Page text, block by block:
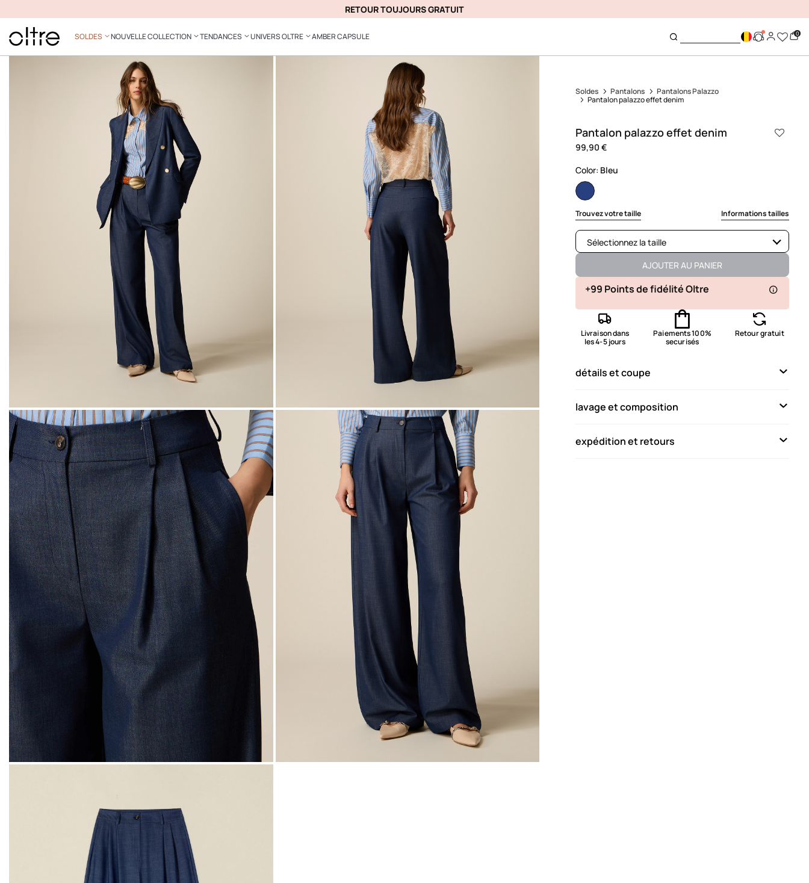
RETOUR TOUJOURS GRATUIT
SOLDES NOUVELLE COLLECTION TENDANCES UNIVERS OLTRE AMBER CAPSULE 0
Soldes Pantalons
Pantalons Palazzo
Pantalon palazzo effet denim
Pantalon palazzo effet denim
99,90 €
Color: Bleu
selected
Trouvez votre taille Informations tailles
Sélectionnez la taille
Non disponible
Montrer les articles similaires
Non disponible
Non disponible
AJOUTER AU PANIER
+99 Points de fidélité Oltre
Livraison dans
les 4-5 jours
Paiements 100%
securisés
Retour gratuit
détails et coupe
lavage et composition
expédition et retours